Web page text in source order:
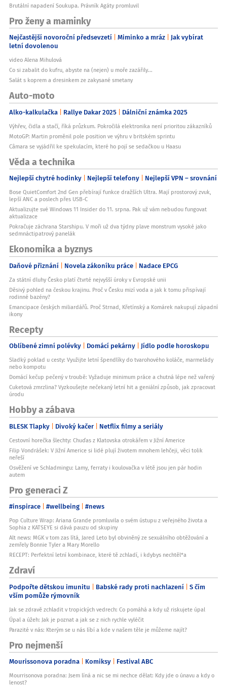
Brutální napadení Soukupa. Právník Agáty promluvil
Pro ženy a maminky
Nejčastější novoroční předsevzetí Miminko a mráz Jak vybírat
letní dovolenou
video Alena Mihulová
Co si zabalit do kufru, abyste na (nejen) u moře zazářily...
Salát s koprem a dresinkem ze zakysané smetany
Auto-moto
Alko-kalkulačka Rallye Dakar 2025 Dálniční známka 2025
Výhřev, čidla a stačí, říká průzkum. Pokročilá elektronika není prioritou zákazníků
MotoGP: Martin proměnil pole position ve výhru v britském sprintu
Câmara se vyjádřil ke spekulacím, které ho pojí se sedačkou u Haasu
Věda a technika
Nejlepší chytré hodinky Nejlepší telefony Nejlepší VPN – srovnání
Bose QuietComfort 2nd Gen přebírají funkce dražších Ultra. Mají prostorový zvuk,
lepší ANC a poslech přes USB-C
Aktualizujte své Windows 11 Insider do 11. srpna. Pak už vám nebudou fungovat
aktualizace
Pokračuje záchrana Starshipu. V moři už dva týdny plave monstrum vysoké jako
sedmnáctipatrový panelák
Ekonomika a byznys
Daňové přiznání Novela zákoníku práce Nadace EPCG
Za státní dluhy Česko platí čtvrté nejvyšší úroky v Evropské unii
Děsivý pohled na českou krajinu. Proč v Česku mizí voda a jak k tomu přispívají
rodinné bazény?
Emancipace českých miliardářů. Proč Strnad, Křetínský a Komárek nakupují západní
ikony
Recepty
Oblíbené zimní polévky Domácí pekárny Jídlo podle horoskopu
Sladký poklad u cesty: Využijte letní špendlíky do tvarohového koláče, marmelády
nebo kompotu
Domácí kečup pečený v troubě: Vyžaduje minimum práce a chutná lépe než vařený
Cuketová zmrzlina? Vyzkoušejte nečekaný letní hit a geniální způsob, jak zpracovat
úrodu
Hobby a zábava
BLESK Tlapky Divoký kačer Netflix filmy a seriály
Cestovní horečka šlechty: Chuďas z Klatovska otrokářem v Jižní Americe
Filip Vondrášek: V Jižní Americe si lidé plují životem mnohem lehčeji, věci tolik
neřeší
Osvěžení ve Schladmingu: Lamy, ferraty i koulovačka v létě jsou jen pár hodin
autem
Pro generaci Z
#inspirace #wellbeing #news
Pop Culture Wrap: Ariana Grande promluvila o svém ústupu z veřejného života a
Sophia z KATSEYE si dává pauzu od skupiny
Alt news: MGK v tom zas lítá, Jared Leto byl obviněný ze sexuálního obtěžování a
zemřely Bonnie Tyler a Mary Morello
RECEPT: Perfektní letní kombinace, které tě zchladí, i kdybys nechtěl*a
Zdraví
Podpořte dětskou imunitu Babské rady proti nachlazení S čím
vším pomůže rýmovník
Jak se zdravě zchladit v tropických vedrech: Co pomáhá a kdy už riskujete úpal
Úpal a úžeh: Jak je poznat a jak se z nich rychle vyléčit
Parazité v nás: Kterým se u nás líbí a kde v našem těle je můžeme najít?
Pro nejmenší
Mourissonova poradna Komiksy Festival ABC
Mourrisonova poradna: Jsem líná a nic se mi nechce dělat: Kdy jde o únavu a kdy o
lenost?